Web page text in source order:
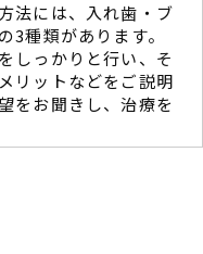
法には、入れ歯・ブ
3種類があります。
しっかりと行い、そ
リットなどをご説明
をお聞きし、治療を